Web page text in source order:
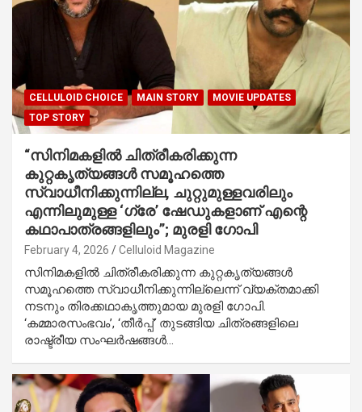
CELLULOID CHOICE MAIN STORY
MOVIE UPDATES
TOP STORY
“സിനിമകളിൽ ചിത്രീകരിക്കുന്ന
കുറ്റകൃത്യങ്ങൾ സമൂഹത്തെ
സ്വാധീനിക്കുന്നില്ല, ചുറ്റുമുള്ളവരിലും
എന്നിലുമുള്ള ‘ഗ്രേ’ ഷേഡുകളാണ് എന്റെ
കഥാപാത്രങ്ങളിലും”; മുരളി ഗോപി
February 4, 2026 Celluloid Magazine
സിനിമകളിൽ ചിത്രീകരിക്കുന്ന കുറ്റകൃത്യങ്ങൾ
സമൂഹത്തെ സ്വാധീനിക്കുന്നില്ലെന്ന് വ്യക്തമാക്കി
നടനും തിരക്കഥാകൃത്തുമായ മുരളി ഗോപി.
‘കമ്മാരസംഭവം’, ‘തീർപ്പ്’ തുടങ്ങിയ ചിത്രങ്ങളിലെ
രാഷ്ട്രീയ സംഘർഷങ്ങൾ…